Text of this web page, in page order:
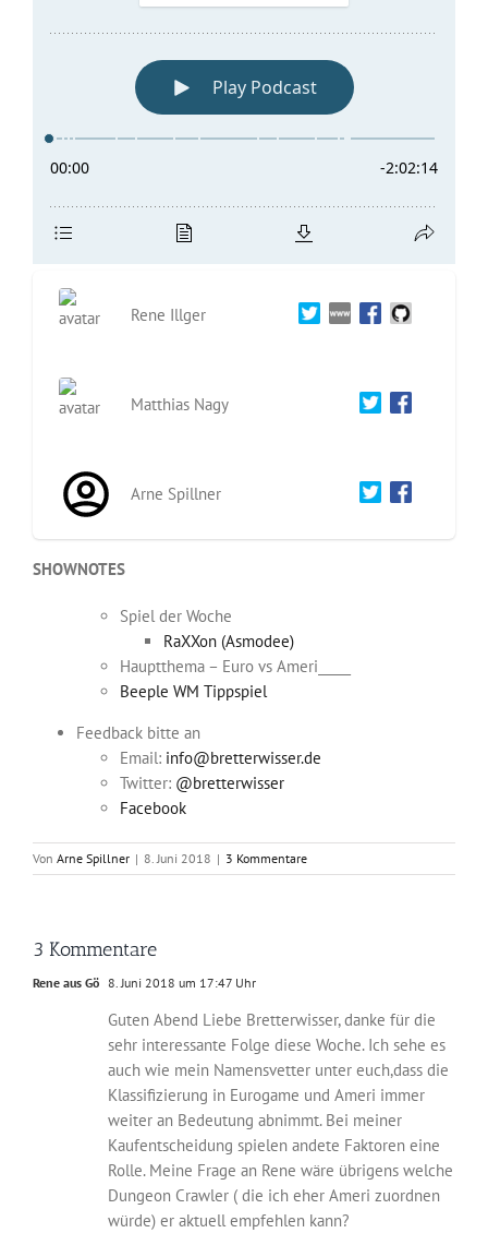
Rene Illger
Matthias Nagy
Arne Spillner
SHOWNOTES
Spiel der Woche
RaXXon (Asmodee)
Hauptthema – Euro vs Ameri_____
Beeple WM Tippspiel
Feedback bitte an
Email: info@bretterwisser.de
Twitter: @bretterwisser
Facebook
Von Arne Spillner | 8. Juni 2018 | 3 Kommentare
3 Kommentare
Rene aus Gö 8. Juni 2018 um 17:47 Uhr
Guten Abend Liebe Bretterwisser, danke für die
sehr interessante Folge diese Woche. Ich sehe es
auch wie mein Namensvetter unter euch,dass die
Klassifizierung in Eurogame und Ameri immer
weiter an Bedeutung abnimmt. Bei meiner
Kaufentscheidung spielen andete Faktoren eine
Rolle. Meine Frage an Rene wäre übrigens welche
Dungeon Crawler ( die ich eher Ameri zuordnen
würde) er aktuell empfehlen kann?